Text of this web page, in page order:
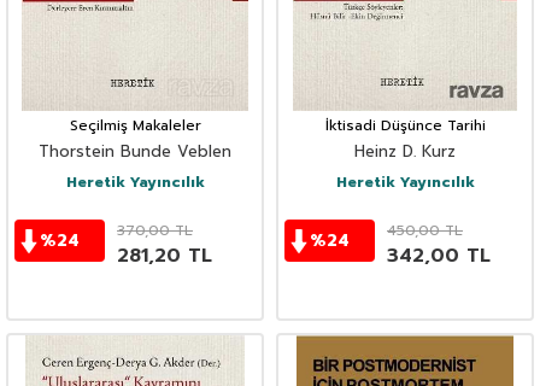
Seçilmiş Makaleler
Thorstein Bunde Veblen
Heretik Yayıncılık
%24 370,00TL
281,20 TL
İktisadi Düşünce Tarihi
Heinz D. Kurz
Heretik Yayıncılık
%24 450,00TL
342,00 TL